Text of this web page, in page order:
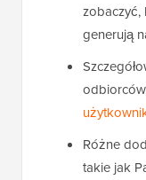
zobaczyć,
generują
Różne
takie jak